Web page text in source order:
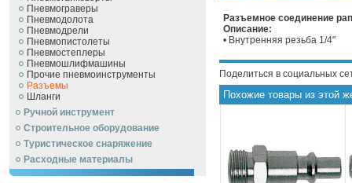
Пневмограверы
Пневмодолота
Пневмодрели
Пневмопистолеты
Пневмостеплеры
Пневмошлифмашины
Прочие пневмоинструменты
Разъемы
Шланги
Ручной инcтрумент
Строительное оборудование
Туристическое снаряжение
Расходные материалы
Разъемное соединение
Описание:
• Внутренняя резьба 1/4"
Поделиться в социальных
Похожие товары из этой